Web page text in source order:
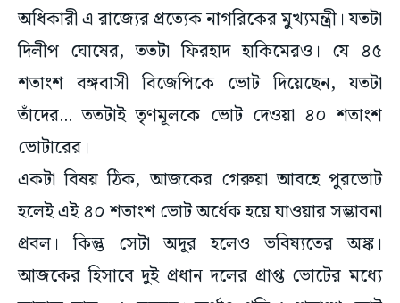
দিলীপ ঘোষের, ততটা ফিরহাদ হাকিমেরও। যে ৪৫
শতাংশ বঙ্গবাসী বিজেপিকে ভোট দিয়েছেন, যতটা
তাঁদের... ততটাই তৃণমূলকে ভোট দেওয়া ৪০ শতাংশ
ভোটারের।
একটা বিষয় ঠিক, আজকের গেরুয়া আবহে পুরভোট
হলেই এই ৪০ শতাংশ ভোট অর্ধেক হয়ে যাওয়ার সম্ভাবনা
প্রবল। কিন্তু সেটা অদূর হলেও ভবিষ্যতের অঙ্ক।
আজকের হিসাবে দুই প্রধান দলের প্রাপ্ত ভোটের মধ্যে
ফারাক মাত্র ৩২ লক্ষের। অর্থাৎ প্রতি ১ শতাংশ ভোট